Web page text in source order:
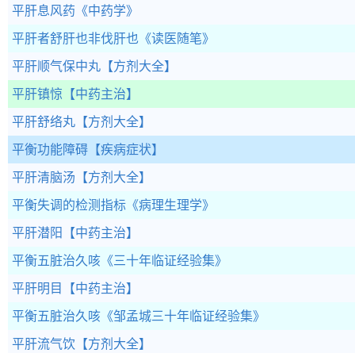
平肝息风药 《中药学》
平肝者舒肝也非伐肝也 《读医随笔》
平肝顺气保中丸 【方剂大全】
平肝镇惊 【中药主治】
平肝舒络丸 【方剂大全】
平衡功能障碍 【疾病症状】
平肝清脑汤 【方剂大全】
平衡失调的检测指标 《病理生理学》
平肝潜阳 【中药主治】
平衡五脏治久咳 《三十年临证经验集》
平肝明目 【中药主治】
平衡五脏治久咳 《邹孟城三十年临证经验集》
平肝流气饮 【方剂大全】